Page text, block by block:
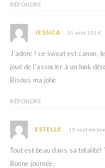
RÉPONDRE
JESSICA 30 août 2014
J’adore ! ce sweat est canon,
joué de l’associer à un look
Bisous ma jolie
RÉPONDRE
ESTELLE 15
Tout est beau dans sa totalité!
Bonne journée,